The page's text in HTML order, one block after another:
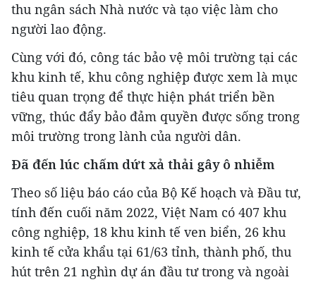
thu ngân sách Nhà nước và tạo việc làm cho
người lao động.
Cùng với đó, công tác bảo vệ môi trường tại các
khu kinh tế, khu công nghiệp được xem là mục
tiêu quan trọng để thực hiện phát triển bền
vững, thúc đẩy bảo đảm quyền được sống trong
môi trường trong lành của người dân.
Đã đến lúc chấm dứt xả thải gây ô nhiễm
Theo số liệu báo cáo của Bộ Kế hoạch và Đầu tư,
tính đến cuối năm 2022, Việt Nam có 407 khu
công nghiệp, 18 khu kinh tế ven biển, 26 khu
kinh tế cửa khẩu tại 61/63 tỉnh, thành phố, thu
hút trên 21 nghìn dự án đầu tư trong và ngoài